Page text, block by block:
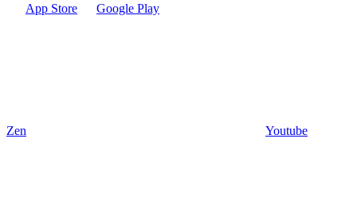
App Store
Google Play
Zen Youtube